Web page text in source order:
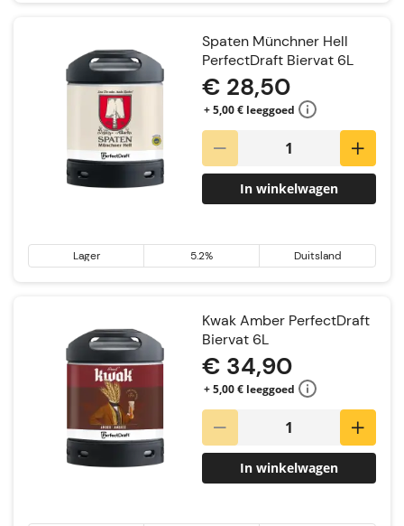
Spaten Münchner Hell
PerfectDraft Biervat 6L
€ 28,50
+ 5,00 € leeggoed
In winkelwagen
Lager 5.2% Duitsland
Kwak Amber PerfectDraft
Biervat 6L
€ 34,90
+ 5,00 € leeggoed
In winkelwagen